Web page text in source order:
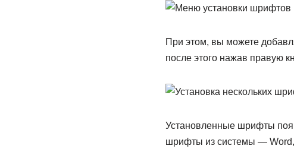
При этом, вы можете
после этого нажав правую
Установленные шрифты
шрифты из системы — Word,